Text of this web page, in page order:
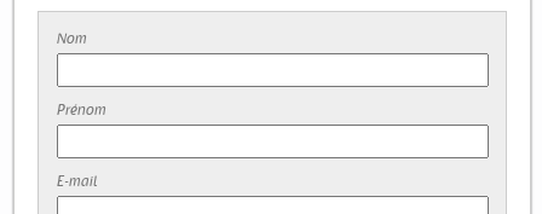
Nom
Prénom
E-mail